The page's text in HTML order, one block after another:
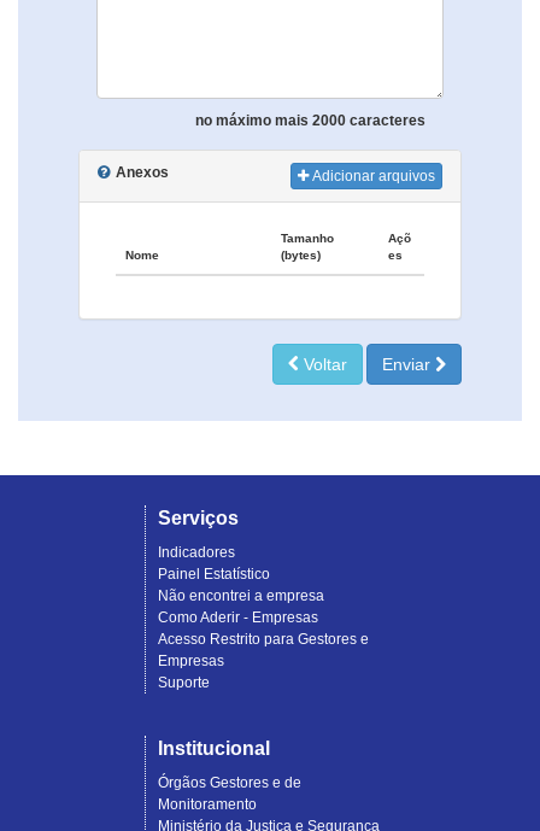
no máximo mais 2000 caracteres
Anexos Adicionar arquivos
Nome
Tamanho
(bytes)
Açõ
es
Voltar Enviar
Serviços
Indicadores
Painel Estatístico
Não encontrei a empresa
Como Aderir - Empresas
Acesso Restrito para Gestores e
Empresas
Suporte
Institucional
Órgãos Gestores e de
Monitoramento
Ministério da Justiça e Segurança